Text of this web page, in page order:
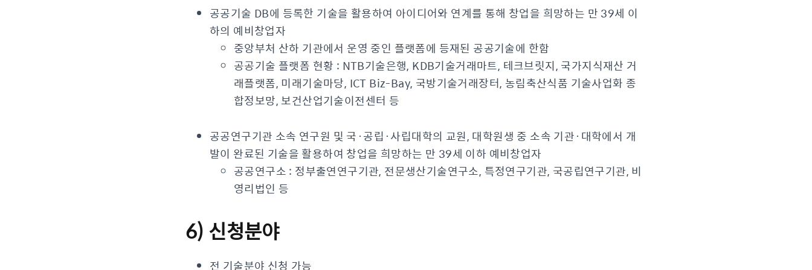
공공기술 DB에 등록한 기술을 활용하여 아이디어와 연계를 통해 창업을 희망하는 만 39세 이
하의 예비창업자
중앙부처 산하 기관에서 운영 중인 플랫폼에 등재된 공공기술에 한함
공공기술 플랫폼 현황 : NTB기술은행, KDB기술거래마트, 테크브릿지, 국가지식재산 거
래플랫폼, 미래기술마당, ICT Biz-Bay, 국방기술거래장터, 농림축산식품 기술사업화 종
합정보망, 보건산업기술이전센터 등
공공연구기관 소속 연구원 및 국·공립·사립대학의 교원, 대학원생 중 소속 기관·대학에서 개
발이 완료된 기술을 활용하여 창업을 희망하는 만 39세 이하 예비창업자
공공연구소 : 정부출연연구기관, 전문생산기술연구소, 특정연구기관, 국공립연구기관, 비
영리법인 등
6) 신청분야
전 기술분야 신청 가능